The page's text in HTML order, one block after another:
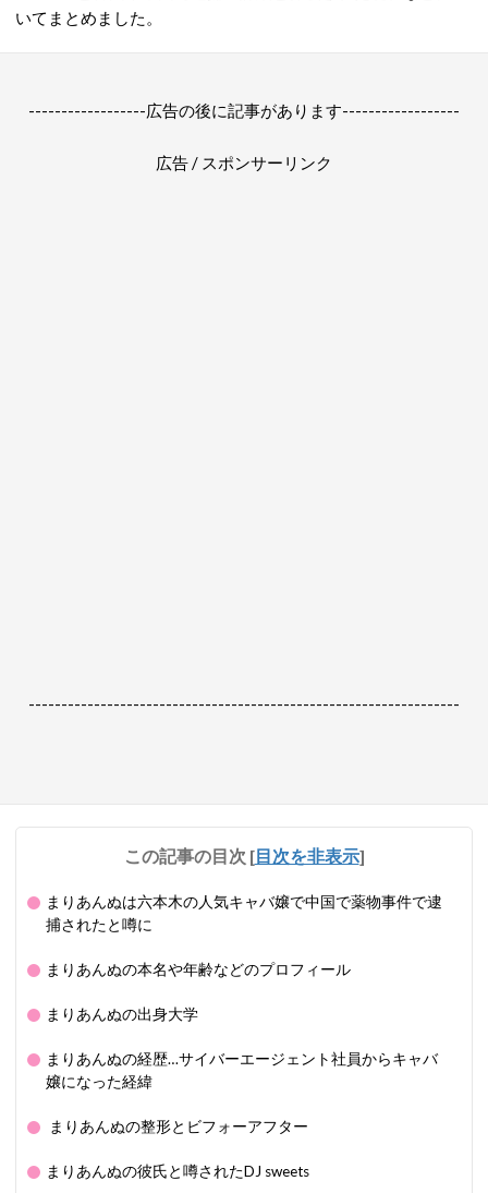
いてまとめました。
------------------広告の後に記事があります------------------
広告 / スポンサーリンク
------------------------------------------------------------------
この記事の目次 [目次を非表示]
まりあんぬは六本木の人気キャバ嬢で中国で薬物事件で逮
捕されたと噂に
まりあんぬの本名や年齢などのプロフィール
まりあんぬの出身大学
まりあんぬの経歴…サイバーエージェント社員からキャバ
嬢になった経緯
まりあんぬの整形とビフォーアフター
まりあんぬの彼氏と噂されたDJ sweets